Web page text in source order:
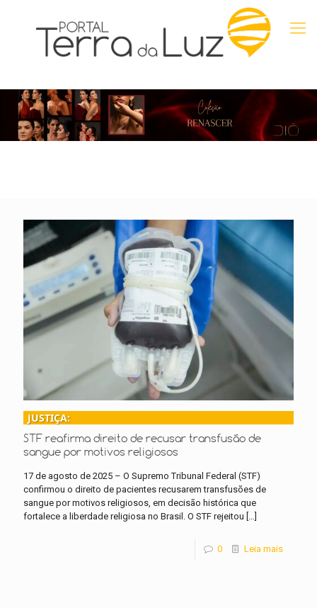
JUSTIÇA:
STF reafirma direito de recusar transfusão de
sangue por motivos religiosos
17 de agosto de 2025 – O Supremo Tribunal Federal (STF)
confirmou o direito de pacientes recusarem transfusões de
sangue por motivos religiosos, em decisão histórica que
fortalece a liberdade religiosa no Brasil. O STF rejeitou […]
0 Leia mais